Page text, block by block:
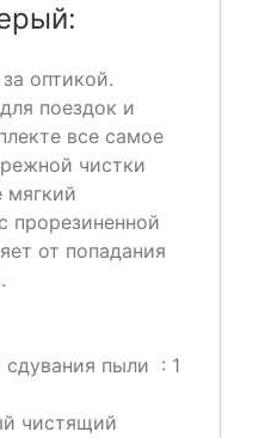
оптикой.
поездок и
все самое
чистки
мягкий
прорезиненной
от попадания
пыли : 1
чистящий